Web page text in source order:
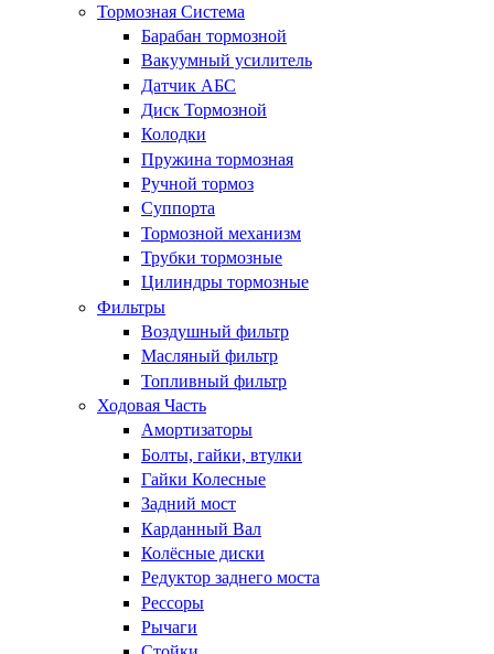
Тормозная Система
Барабан тормозной
Вакуумный усилитель
Датчик АБС
Диск Тормозной
Колодки
Пружина тормозная
Ручной тормоз
Суппорта
Тормозной механизм
Трубки тормозные
Цилиндры тормозные
Фильтры
Воздушный фильтр
Масляный фильтр
Топливный фильтр
Ходовая Часть
Амортизаторы
Болты, гайки, втулки
Гайки Колесные
Задний мост
Карданный Вал
Колёсные диски
Редуктор заднего моста
Рессоры
Рычаги